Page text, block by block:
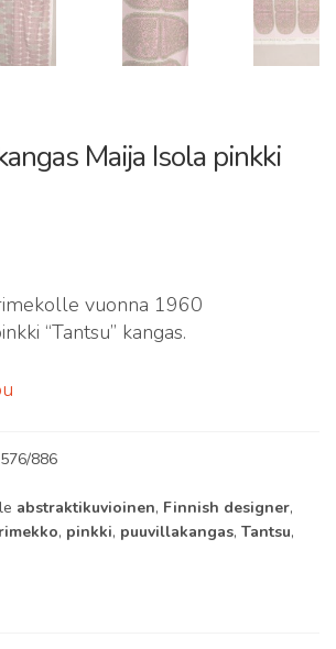
Maija Isola pinkki
vuonna 1960
“Tantsu” kangas.
576/886
abstraktikuvioinen, Finnish designer,
, pinkki, puuvillakangas, Tantsu,